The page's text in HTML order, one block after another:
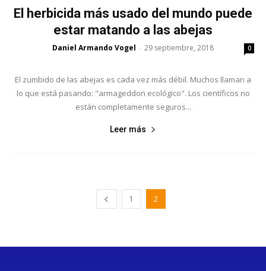
El herbicida más usado del mundo puede
estar matando a las abejas
Daniel Armando Vogel - 29 septiembre, 2018 0
El zumbido de las abejas es cada vez más débil. Muchos llaman a
lo que está pasando: "armageddon ecológico". Los científicos no
están completamente seguros...
Leer más
1 2